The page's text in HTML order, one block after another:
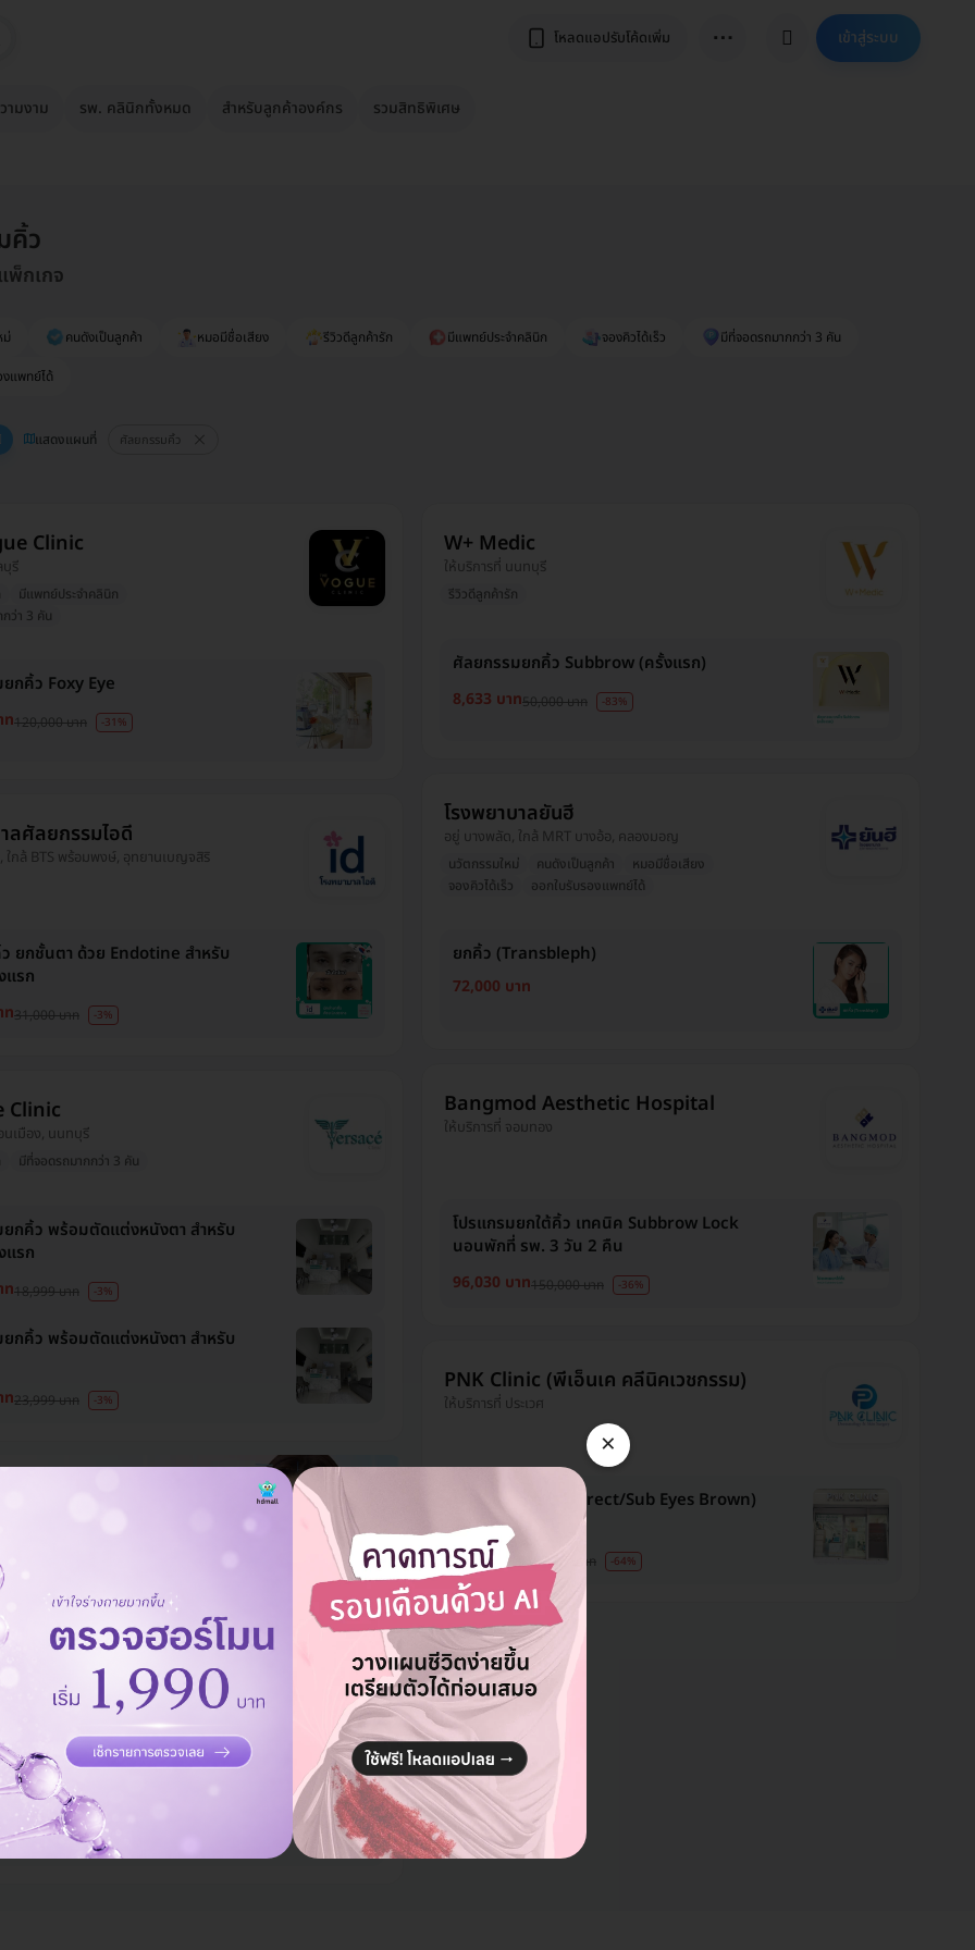
โหลดแอปรับโค้ดเพิ่ม ⋯ เข้าสู่ระบบ
ามงาม รพ. คลินิกทั้งหมด สำหรับลูกค้าองค์กร รวมสิทธิพิเศษ
คิ้ว
พ็กเกจ
คนดังเป็นลูกค้า หมอมีชื่อเสียง รีวิวดีลูกค้ารัก มีแพทย์ประจำคลินิก จองคิวได้เร็ว
มีที่จอดรถมากกว่า 3 คัน
แพทย์ได้
แสดงแผนที่ ศัลยกรรมคิ้ว
Clinic
บุรี
มีแพทย์ประจำคลินิก
ว่า 3 คัน
กคิ้ว Foxy Eye
ท120,000 บาท -31%
ลศัลยกรรมไอดี
ใกล้ BTS พร้อมพงษ์, อุทยานเบญจสิริ
ยกชั้นตา ด้วย Endotine สำหรับ
แรก
ท31,000 บาท -3%
Clinic
นเมือง, นนทบุรี
มีที่จอดรถมากกว่า 3 คัน
กคิ้ว พร้อมตัดแต่งหนังตา สำหรับ
แรก
ท18,999 บาท -3%
กคิ้ว พร้อมตัดแต่งหนังตา สำหรับ
ท23,999 บาท -3%
Skin & Aesthetic
กคิ้ว (Endoscopic Brow Lift)
าท149,000 บาท -18%
W+ Medic
ให้บริการที่ นนทบุรี
รีวิวดีลูกค้ารัก
ศัลยกรรมยกคิ้ว Subbrow (ครั้งแรก)
8,633 บาท50,000 บาท -83%
โรงพยาบาลยันฮี
อยู่ บางพลัด, ใกล้ MRT บางอ้อ, คลองมอญ
นวัตกรรมใหม่ คนดังเป็นลูกค้า
หมอมีชื่อเสียง
จองคิวได้เร็ว
ออกใบรับรองแพทย์ได้
ยกคิ้ว (Transbleph)
72,000 บาท
Bangmod Aesthetic Hospital
ให้บริการที่ จอมทอง
โปรแกรมยกใต้คิ้ว เทคนิค Subbrow Lock
นอนพักที่ รพ. 3 วัน 2 คืน
96,030 บาท150,000 บาท -36%
PNK Clinic (พีเอ็นเค คลีนิคเวชกรรม)
ให้บริการที่ ประเวศ
ศัลยกรรมยกคิ้ว (Direct/Sub Eyes Brown)
(ครั้งแรก)
14,540 บาท39,990 บาท -64%
×